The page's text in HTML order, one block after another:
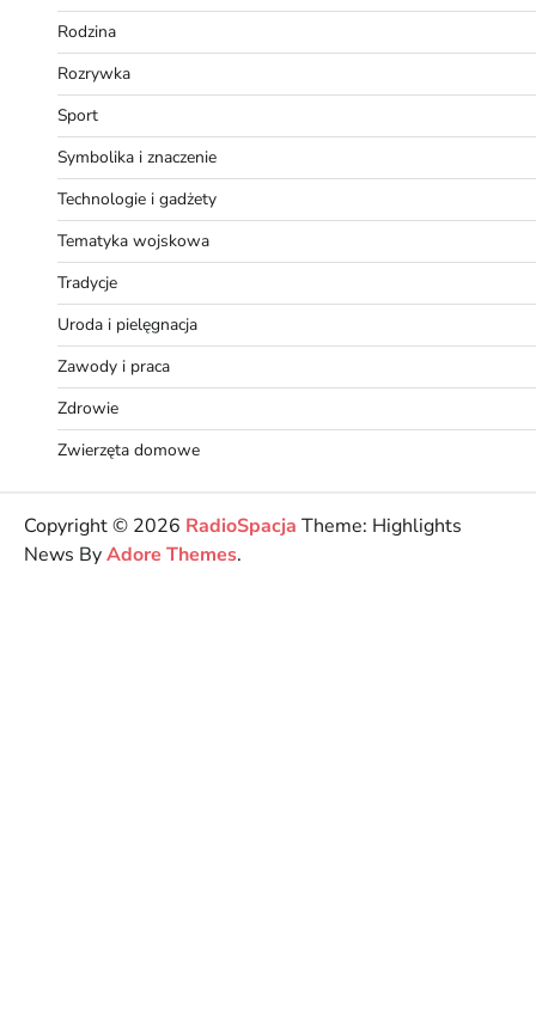
Rodzina
Rozrywka
Sport
Symbolika i znaczenie
Technologie i gadżety
Tematyka wojskowa
Tradycje
Uroda i pielęgnacja
Zawody i praca
Zdrowie
Zwierzęta domowe
Copyright © 2026 RadioSpacja Theme: Highlights
News ByAdore Themes.